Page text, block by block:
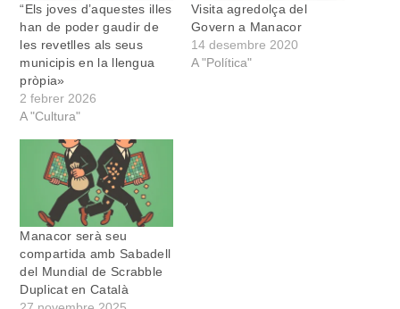
“Els joves d’aquestes illes
han de poder gaudir de
les revetlles als seus
municipis en la llengua
pròpia»
2 febrer 2026
A "Cultura"
Visita agredolça del
Govern a Manacor
14 desembre 2020
A "Política"
Manacor serà seu
compartida amb Sabadell
del Mundial de Scrabble
Duplicat en Català